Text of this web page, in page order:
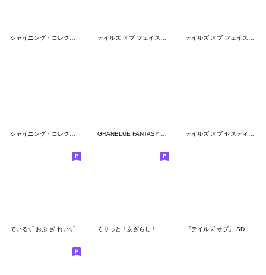
シャイニング・コレクション テイルズ オブ フェイスチャット 5 テイルズ オブ フェイスチャット 4
くりっと！あざらし！ 『テイルズ オブ』 SDスタンプ Vol.2